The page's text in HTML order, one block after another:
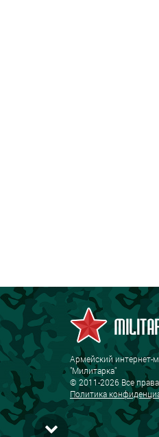
Армейский интернет-
"Милитарка"
© 2011-2026 Все
Политика